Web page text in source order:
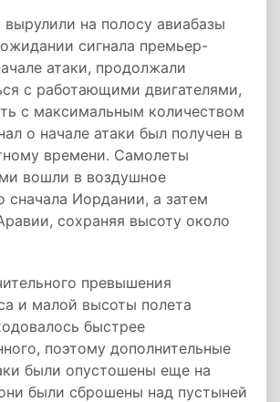
на полосу авиабазы
сигнала премьер-
атаки, продолжали
с работающими двигателями,
с максимальным количеством
о начале атаки был получен в
времени. Самолеты
вошли в воздушное
сначала Иордании, а затем
сохраняя высоту около
превышения
и малой высоты полета
быстрее
поэтому дополнительные
были опустошены еще на
были сброшены над пустыней